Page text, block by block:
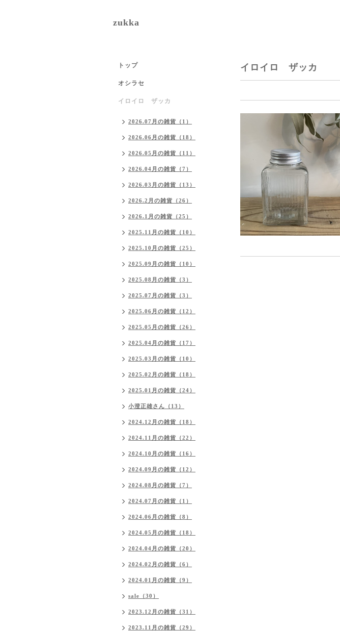
zukka
イロイロ ザッカ
トップ
オシラセ
イロイロ ザッカ
2026.07月の雑貨（1）
2026.06月の雑貨（18）
2026.05月の雑貨（11）
2026.04月の雑貨（7）
2026.03月の雑貨（13）
2026.2月の雑貨（26）
2026.1月の雑貨（25）
2025.11月の雑貨（10）
2025.10月の雑貨（25）
2025.09月の雑貨（10）
2025.08月の雑貨（3）
2025.07月の雑貨（3）
2025.06月の雑貨（12）
2025.05月の雑貨（26）
2025.04月の雑貨（17）
2025.03月の雑貨（10）
2025.02月の雑貨（18）
2025.01月の雑貨（24）
小澄正雄さん（13）
2024.12月の雑貨（18）
2024.11月の雑貨（22）
2024.10月の雑貨（16）
2024.09月の雑貨（12）
2024.08月の雑貨（7）
2024.07月の雑貨（1）
2024.06月の雑貨（8）
2024.05月の雑貨（18）
2024.04月の雑貨（20）
2024.02月の雑貨（6）
2024.01月の雑貨（9）
sale（30）
2023.12月の雑貨（31）
2023.11月の雑貨（29）